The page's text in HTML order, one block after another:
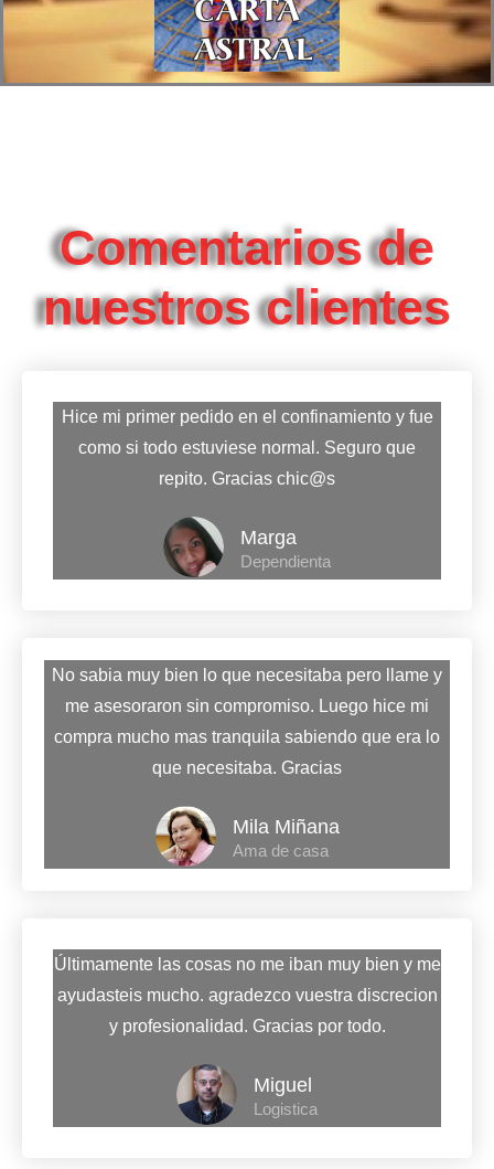
Comentarios de
nuestros clientes
Hice mi primer pedido en el confinamiento y fue
como si todo estuviese normal. Seguro que
repito. Gracias chic@s
Marga
Dependienta
No sabia muy bien lo que necesitaba pero llame y
me asesoraron sin compromiso. Luego hice mi
compra mucho mas tranquila sabiendo que era lo
que necesitaba. Gracias
Mila Miñana
Ama de casa
Últimamente las cosas no me iban muy bien y me
ayudasteis mucho. agradezco vuestra discrecion
y profesionalidad. Gracias por todo.
Miguel
Logistica